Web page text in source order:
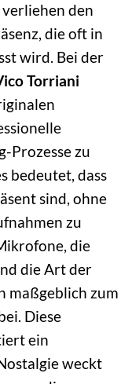
den
die oft in
wird. Bei der
Torriani
Prozesse zu
bedeutet, dass
sind, ohne
zu
die
die Art der
maßgeblich zum
Diese
ein
weckt